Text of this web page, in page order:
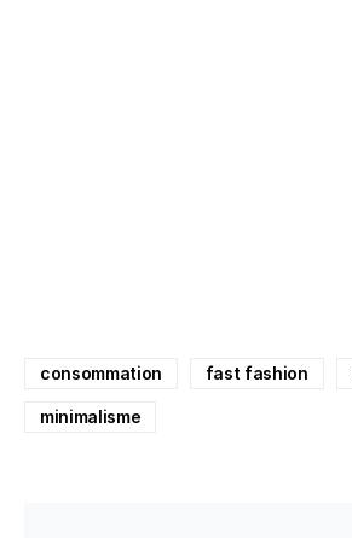
consommation fast fashion
minimalisme